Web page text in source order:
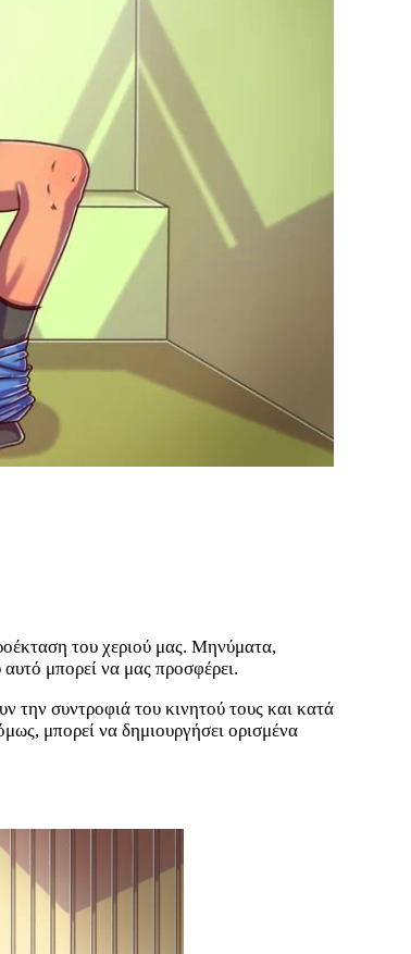
του χεριού μας. Μηνύματα,
αυτό μπορεί να μας προσφέρει.
την συντροφιά του κινητού τους και κατά
μπορεί να δημιουργήσει ορισμένα